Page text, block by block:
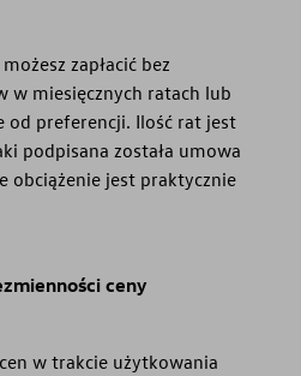
zapłacić bez
w miesięcznych ratach lub
od preferencji. Ilość rat jest
podpisana została umowa
obciążenie jest praktycznie
ceny
w trakcie użytkowania